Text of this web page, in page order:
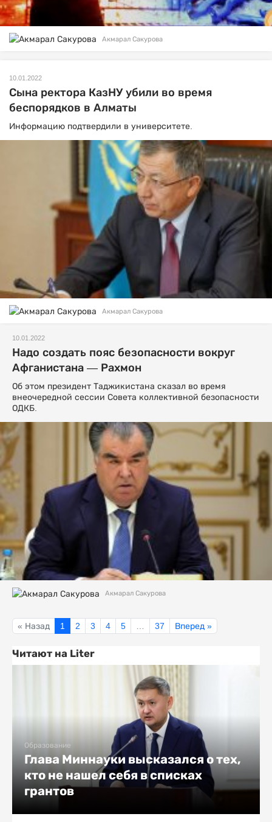
Акмарал Сакурова
10.01.2022
Сына ректора КазНУ убили во время
беспорядков в Алматы
Информацию подтвердили в университете.
Акмарал Сакурова
10.01.2022
Надо создать пояс безопасности вокруг
Афганистана — Рахмон
Об этом президент Таджикистана сказал во время
внеочередной сессии Совета коллективной безопасности
ОДКБ.
Акмарал Сакурова
« Назад 1 2 3 4 5 37 Вперед »
Читают на Liter
Образование
Глава Миннауки высказался о тех,
кто не нашел себя в списках
грантов